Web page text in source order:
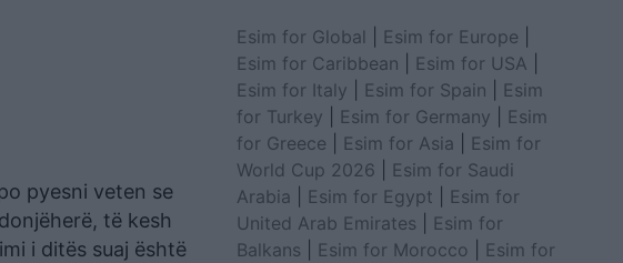
pyesni veten se
të kesh
i ditës suaj është
Esim for Global Esim for Europe
Esim for Caribbean
Esim for USA
Esim for Italy
Esim for Spain
Esim
for Turkey
Esim for Germany
Esim
for Greece
Esim for Asia
Esim for
World Cup 2026
Esim for Saudi
Arabia
Esim for Egypt
Esim for
United Arab Emirates
Esim for
Balkans
Esim for Morocco
Esim for